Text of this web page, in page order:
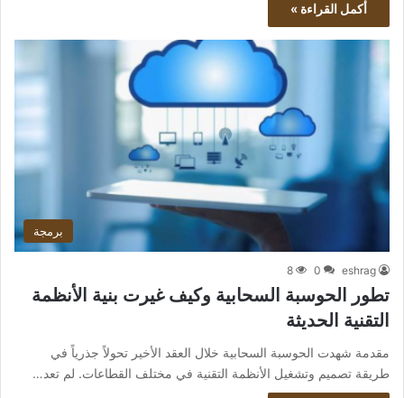
أكمل القراءة »
برمجة
eshrag
0
8
تطور الحوسبة السحابية وكيف غيرت بنية الأنظمة
التقنية الحديثة
مقدمة شهدت الحوسبة السحابية خلال العقد الأخير تحولاً جذرياً في
طريقة تصميم وتشغيل الأنظمة التقنية في مختلف القطاعات. لم تعد…